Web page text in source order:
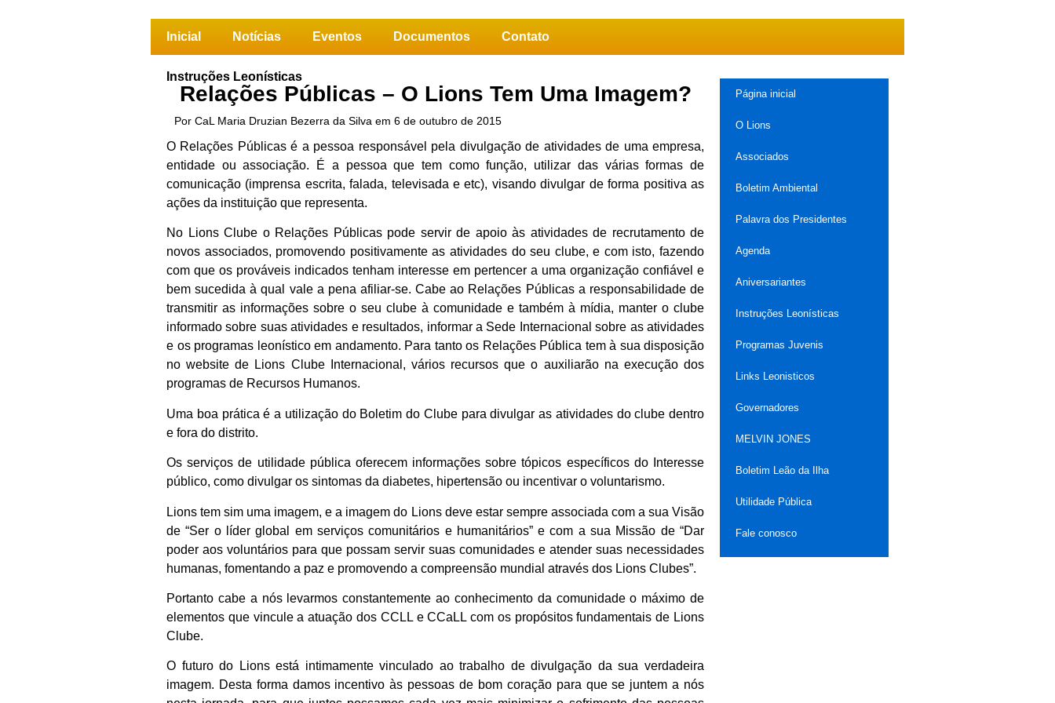
Inicial Notícias Eventos Documentos Contato
Instruções Leonísticas
Relações Públicas – O Lions Tem Uma Imagem?
Por CaL Maria Druzian Bezerra da Silva em 6 de outubro de 2015
O Relações Públicas é a pessoa responsável pela divulgação de atividades de uma empresa,
entidade ou associação. É a pessoa que tem como função, utilizar das várias formas de
comunicação (imprensa escrita, falada, televisada e etc), visando divulgar de forma positiva as
ações da instituição que representa.
No Lions Clube o Relações Públicas pode servir de apoio às atividades de recrutamento de
novos associados, promovendo positivamente as atividades do seu clube, e com isto, fazendo
com que os prováveis indicados tenham interesse em pertencer a uma organização confiável e
bem sucedida à qual vale a pena afiliar-se. Cabe ao Relações Públicas a responsabilidade de
transmitir as informações sobre o seu clube à comunidade e também à mídia, manter o clube
informado sobre suas atividades e resultados, informar a Sede Internacional sobre as atividades
e os programas leonístico em andamento. Para tanto os Relações Pública tem à sua disposição
no website de Lions Clube Internacional, vários recursos que o auxiliarão na execução dos
programas de Recursos Humanos.
Uma boa prática é a utilização do Boletim do Clube para divulgar as atividades do clube dentro
e fora do distrito.
Os serviços de utilidade pública oferecem informações sobre tópicos específicos do Interesse
público, como divulgar os sintomas da diabetes, hipertensão ou incentivar o voluntarismo.
Lions tem sim uma imagem, e a imagem do Lions deve estar sempre associada com a sua Visão
de “Ser o líder global em serviços comunitários e humanitários” e com a sua Missão de “Dar
poder aos voluntários para que possam servir suas comunidades e atender suas necessidades
humanas, fomentando a paz e promovendo a compreensão mundial através dos Lions Clubes”.
Portanto cabe a nós levarmos constantemente ao conhecimento da comunidade o máximo de
elementos que vincule a atuação dos CCLL e CCaLL com os propósitos fundamentais de Lions
Clube.
O futuro do Lions está intimamente vinculado ao trabalho de divulgação da sua verdadeira
imagem. Desta forma damos incentivo às pessoas de bom coração para que se juntem a nós
Página inicial
O Lions
Associados
Boletim Ambiental
Palavra dos Presidentes
Agenda
Aniversariantes
Instruções Leonísticas
Programas Juvenis
Links Leonisticos
Governadores
MELVIN JONES
Boletim Leão da Ilha
Utilidade Pública
Fale conosco